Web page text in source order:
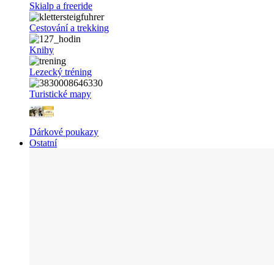
Skialp a freeride
Cestování a trekking
Knihy
Lezecký tréning
Turistické mapy
Dárkové poukazy
Ostatní